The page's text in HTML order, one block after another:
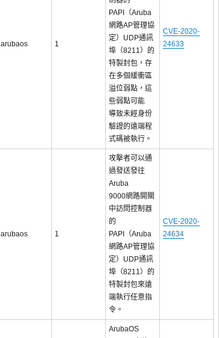
arubaos 1
PAPI（Aruba
網路AP管理協
定）UDP通訊
埠（8211）的
特製封包，存
在多個緩衝區
溢位弱點，這
些弱點可能
導致未經身份
驗證的遠端程
式碼被執行。
CVE-2020-
24633
arubaos 1
攻擊者可以通
過發送發往
Aruba
9000網路開關
中訪問控制器
的
PAPI（Aruba
網路AP管理協
定）UDP通訊
埠（8211）的
特製封包來遠
端執行任意指
令。
CVE-2020-
24634
ArubaOS